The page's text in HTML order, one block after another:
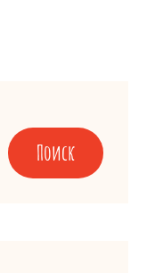
Поиск